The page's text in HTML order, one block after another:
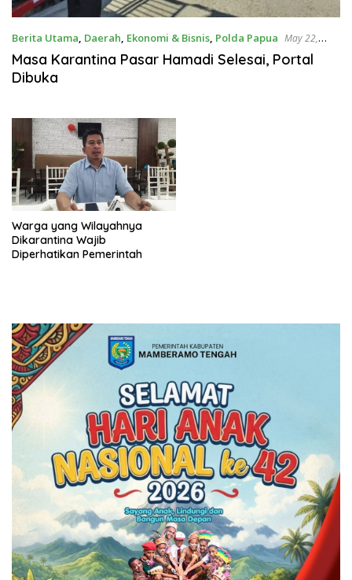
Berita Utama, Daerah, Ekonomi & Bisnis, Polda Papua May 22,
2020
Masa Karantina Pasar Hamadi Selesai, Portal
Dibuka
Warga yang Wilayahnya
Dikarantina Wajib
Diperhatikan Pemerintah